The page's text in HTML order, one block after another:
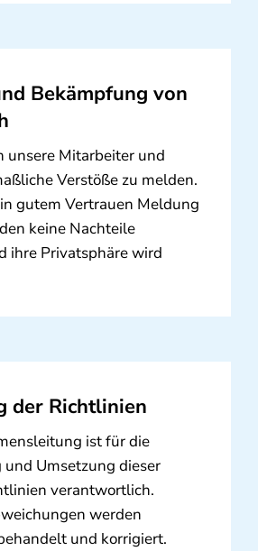
Bekämpfung von
unsere Mitarbeiter und
Verstöße zu melden.
gutem Vertrauen Meldung
keine Nachteile
ihre Privatsphäre wird
der Richtlinien
ist für die
und Umsetzung dieser
verantwortlich.
werden
und korrigiert.